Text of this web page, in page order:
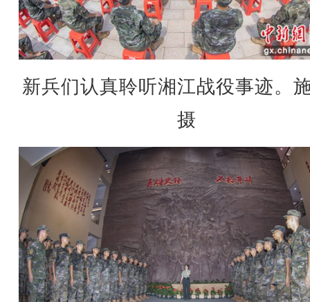
新兵们认真聆听湘江战役事迹。
摄